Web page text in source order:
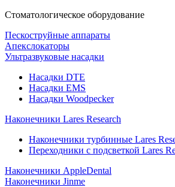
Стоматологическое оборудование
Пескоструйные аппараты
Апекслокаторы
Ультразвуковые насадки
Насадки DTE
Насадки EMS
Насадки Woodpecker
Наконечники Lares Research
Наконечники турбинные Lares
Переходники с подсветкой Lares
Наконечники AppleDental
Наконечники Jinme